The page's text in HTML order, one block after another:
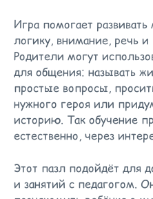
Игра помогает
логику, внимание, речь и
Родители могут
для общения: называть
простые вопросы,
нужного героя или
историю. Так обучение
естественно, через
Этот пазл подойдёт для
и занятий с педагогом.